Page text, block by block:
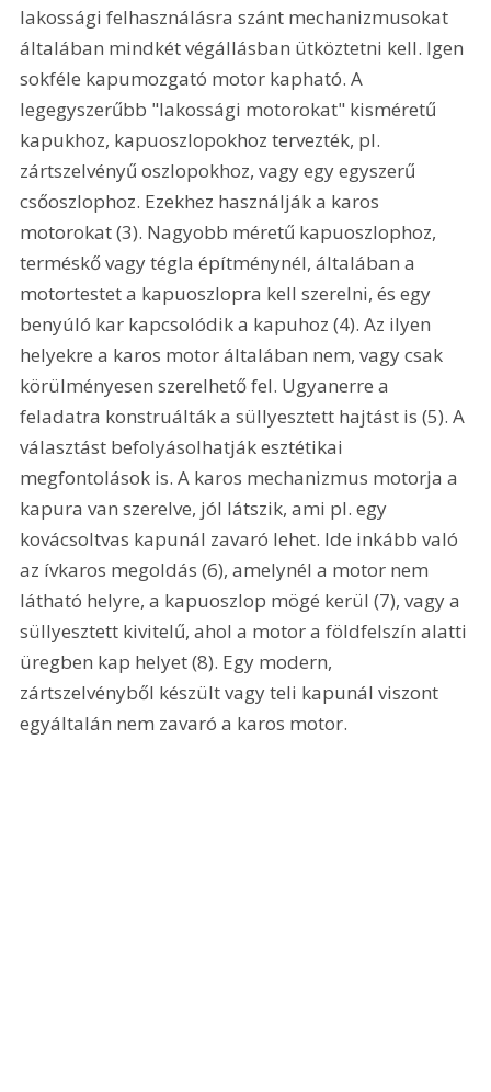
lakossági felhasználásra szánt mechanizmusokat
általában mindkét végállásban ütköztetni kell. Igen
sokféle kapumozgató motor kapható. A
legegyszerűbb "lakossági motorokat" kisméretű
kapukhoz, kapuoszlopokhoz tervezték, pl.
zártszelvényű oszlopokhoz, vagy egy egyszerű
csőoszlophoz. Ezekhez használják a karos
motorokat (3). Nagyobb méretű kapuoszlophoz,
terméskő vagy tégla építménynél, általában a
motortestet a kapuoszlopra kell szerelni, és egy
benyúló kar kapcsolódik a kapuhoz (4). Az ilyen
helyekre a karos motor általában nem, vagy csak
körülményesen szerelhető fel. Ugyanerre a
feladatra konstruálták a süllyesztett hajtást is (5). A
választást befolyásolhatják esztétikai
megfontolások is. A karos mechanizmus motorja a
kapura van szerelve, jól látszik, ami pl. egy
kovácsoltvas kapunál zavaró lehet. Ide inkább való
az ívkaros megoldás (6), amelynél a motor nem
látható helyre, a kapuoszlop mögé kerül (7), vagy a
süllyesztett kivitelű, ahol a motor a földfelszín alatti
üregben kap helyet (8). Egy modern,
zártszelvényből készült vagy teli kapunál viszont
egyáltalán nem zavaró a karos motor.